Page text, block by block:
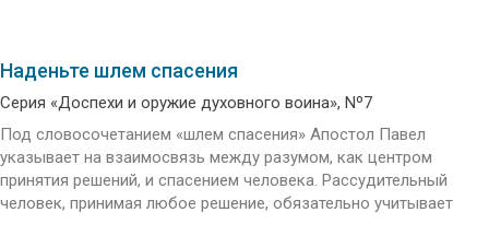
Наденьте шлем спасения
Серия «Доспехи и оружие духовного воина», Nº7
Под словосочетанием «шлем спасения» Апостол Павел
указывает на взаимосвязь между разумом, как центром
принятия решений, и спасением человека. Рассудительный
человек, принимая любое решение, обязательно учитывает